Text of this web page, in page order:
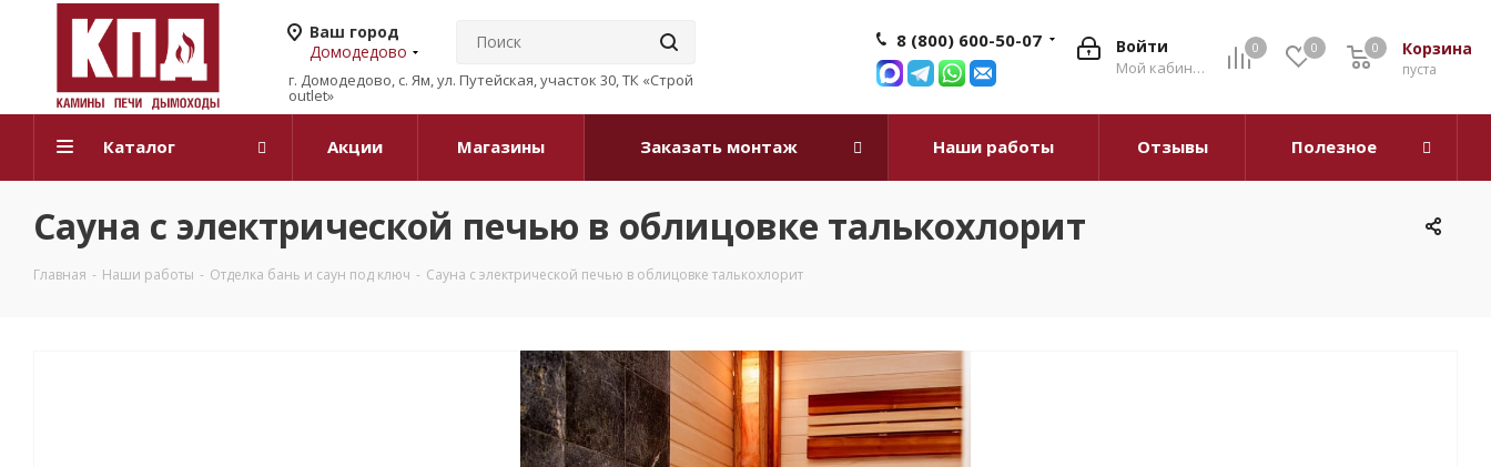
Ваш город
Домодедово
г. Домодедово, с. Ям, ул. Путейская, участок 30, ТК «Строй
outlet»
0 0 Корзина
0
пуста
0
Войти
Мой кабинет
8 (800) 600-50-07
Каталог Акции Магазины Заказать монтаж Наши работы Отзывы Полезное
Сауна с электрической печью в облицовке талькохлорит
Главная - Наши работы - Отделка бань и саун под ключ - Сауна с электрической печью в облицовке талькохлорит